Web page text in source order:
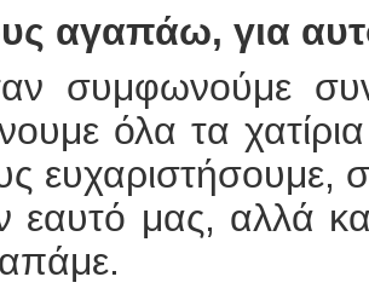
αγαπάω, για
συμφωνούμε
όλα τα
ευχαριστήσουμε,
εαυτό μας, αλλά